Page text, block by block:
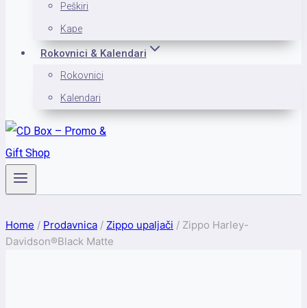
Peškiri
Kape
Rokovnici & Kalendari
Rokovnici
Kalendari
Home / Prodavnica / Zippo upaljači / Zippo Harley-
Davidson®Black Matte